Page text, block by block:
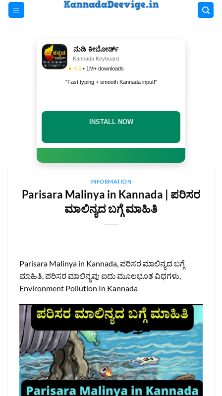
Skip
ನುಡಿ ಕೀಬೋರ್ಡ್
Kannada Keyboard
★ 4.5 • 1M+ downloads
"Fast typing + smooth Kannada input!"
INSTALL NOW
INFORMATION
Parisara Malinya in Kannada | ಪರಿಸರ
ಮಾಲಿನ್ಯದ ಬಗ್ಗೆ ಮಾಹಿತಿ
Parisara Malinya in Kannada, ಪರಿಸರ ಮಾಲಿನ್ಯದ ಬಗ್ಗೆ
ಮಾಹಿತಿ, ಪರಿಸರ ಮಾಲಿನ್ಯವು ಐದು ಮೂಲಭೂತ ವಿಧಗಳು,
Environment Pollution In Kannada